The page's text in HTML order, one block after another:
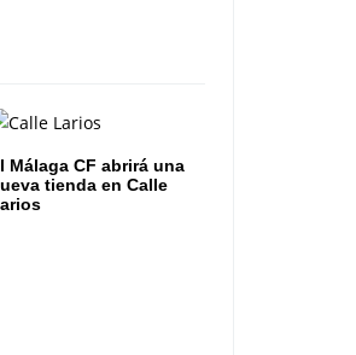
Málaga CF abrirá una
tienda en Calle